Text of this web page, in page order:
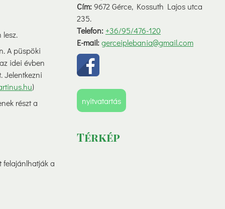
Cím:9672 Gérce, Kossuth Lajos utca
235.
Telefon:+36/95/476-120
E-mail:gerceiplebania@gmail.com
nyitvatartás
Térkép
lesz.
A püspöki
idei évben
Jelentkezni
)
részt a
felajánlhatják a